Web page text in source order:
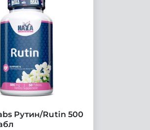
Рутин/Rutin 500